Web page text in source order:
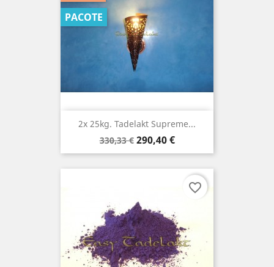
2x 25kg. Tadelakt Supreme...
Preço
normal
330,33 € Preço
290,40 €
PACOTE
favorite_border